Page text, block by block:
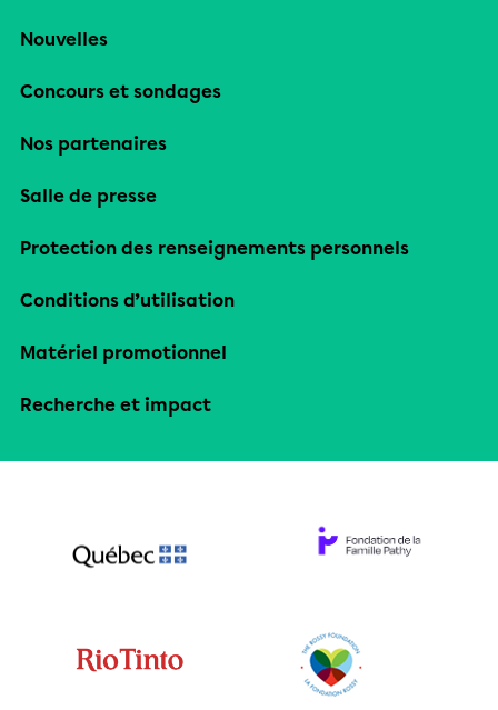
Nouvelles
Concours et sondages
Nos partenaires
Salle de presse
Protection des renseignements personnels
Conditions d’utilisation
Matériel promotionnel
Recherche et impact